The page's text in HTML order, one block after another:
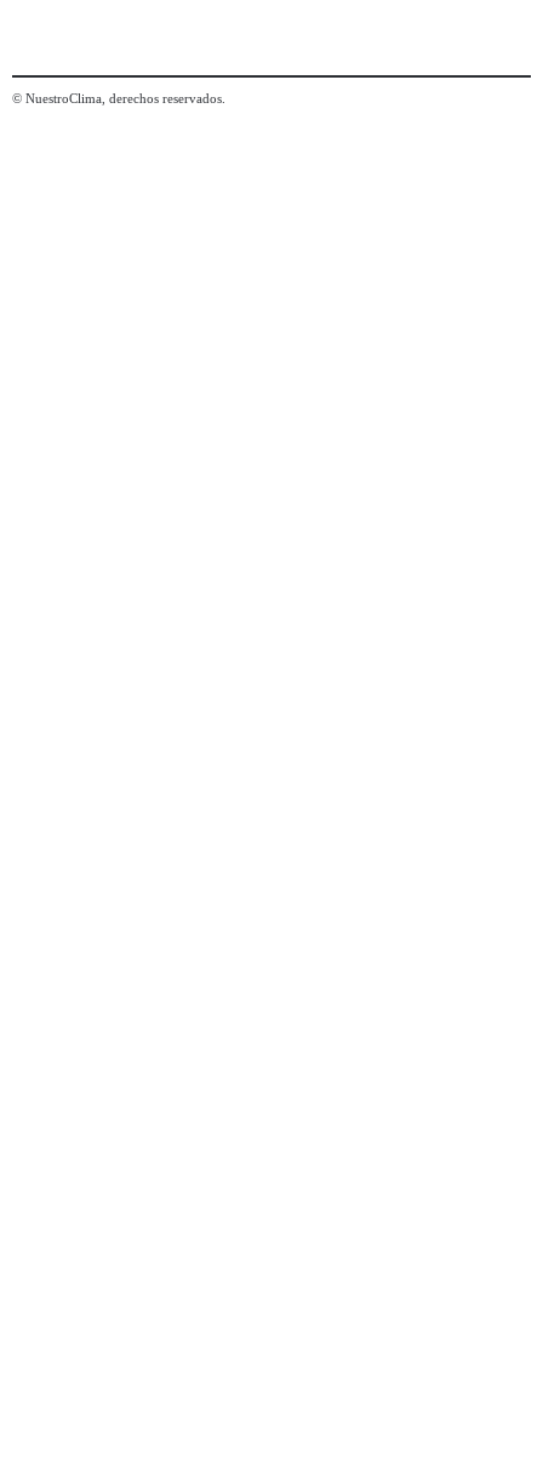
© NuestroClima, derechos reservados.